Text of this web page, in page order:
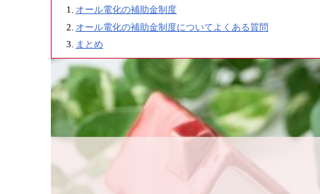
オール電化の補助金制度
オール電化の補助金制度についてよくある質問
まとめ